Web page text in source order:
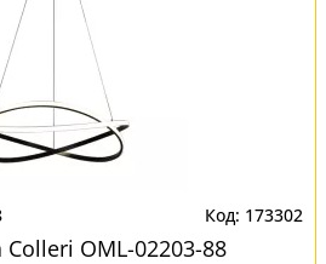
173302
OML-02203-88